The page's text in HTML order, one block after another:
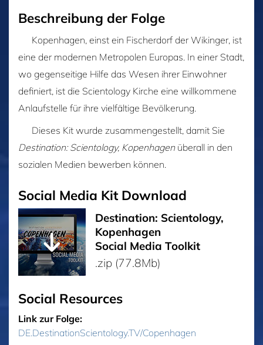
Beschreibung der Folge
Kopenhagen, einst ein Fischerdorf der Wikinger, ist
eine der modernen Metropolen Europas. In einer Stadt,
wo gegenseitige Hilfe das Wesen ihrer Einwohner
definiert, ist die Scientology Kirche eine willkommene
Anlaufstelle für ihre vielfältige Bevölkerung.
Dieses Kit wurde zusammengestellt, damit Sie
Destination: Scientology, Kopenhagenüberall in den
sozialen Medien bewerben können.
Social Media Kit Download
Destination: Scientology,
Kopenhagen
Social Media Toolkit
.zip (77.8Mb)
Social Resources
Link zur Folge:
DE.DestinationScientology.TV/Copenhagen